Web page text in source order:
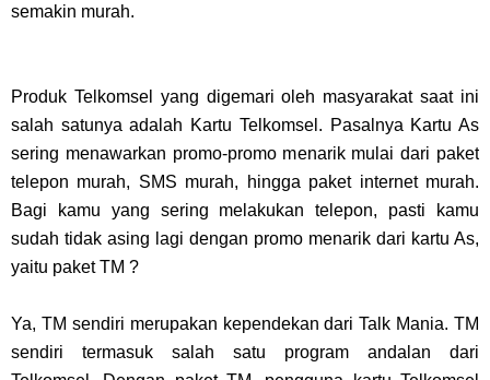
semakin murah.
Produk Telkomsel yang digemari oleh masyarakat saat ini
salah satunya adalah Kartu Telkomsel. Pasalnya Kartu As
sering menawarkan promo-promo menarik mulai dari paket
telepon murah, SMS murah, hingga paket internet murah.
Bagi kamu yang sering melakukan telepon, pasti kamu
sudah tidak asing lagi dengan promo menarik dari kartu As,
yaitu paket TM ?
Ya, TM sendiri merupakan kependekan dari Talk Mania. TM
sendiri termasuk salah satu program andalan dari